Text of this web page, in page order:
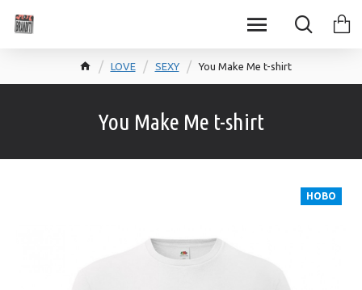
LOVE SEXY You Make Me t-shirt
You Make Me t-shirt
НОВО